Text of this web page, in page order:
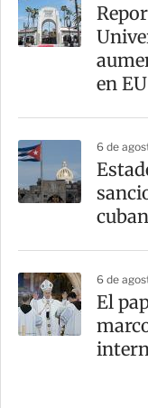
en EU
6 de
6 de
El